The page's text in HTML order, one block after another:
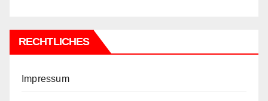
RECHTLICHES
Impressum